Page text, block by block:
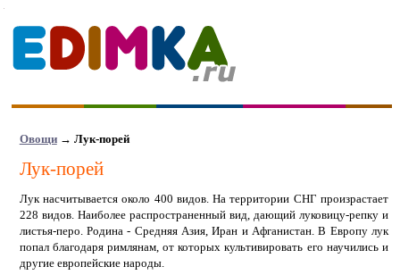
Овощи→ Лук-порей
Лук-порей
Лук насчитывается около 400 видов. На территории СНГ произрастает
228 видов. Наиболее распространенный вид, дающий луковицу-репку и
листья-перо. Родина - Средняя Азия, Иран и Афганистан. В Европу лук
попал благодаря римлянам, от которых культивировать его научились и
другие европейские народы.